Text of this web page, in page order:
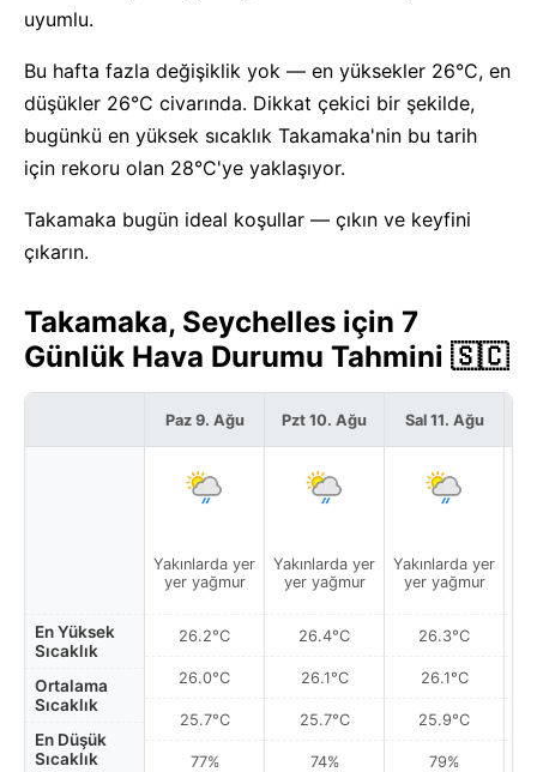
uyumlu.
Bu hafta fazla değişiklik yok — en yüksekler 26°C, en
düşükler 26°C civarında. Dikkat çekici bir şekilde,
bugünkü en yüksek sıcaklık Takamaka'nin bu tarih
için rekoru olan 28°C'ye yaklaşıyor.
Takamaka bugün ideal koşullar — çıkın ve keyfini
çıkarın.
Takamaka, Seychelles için 7
Günlük Hava Durumu Tahmini 🇸🇨
En Yüksek
Sıcaklık
Ortalama
Sıcaklık
En Düşük
Sıcaklık
Paz 9. Ağu
Yakınlarda yer
yer yağmur
26.2°C
26.0°C
25.7°C
77%
Pzt 10. Ağu
Yakınlarda yer
yer yağmur
26.4°C
26.1°C
25.7°C
74%
Sal 11. Ağu
Yakınlarda yer
yer yağmur
26.3°C
26.1°C
25.9°C
79%